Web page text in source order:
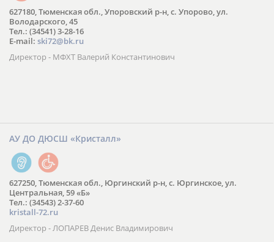
627180, Тюменская обл., Упоровский р-н, с. Упорово, ул.
Володарского, 45
Тел.: (34541) 3-28-16
E-mail: ski72@bk.ru
Директор - МФХТ Валерий Константинович
АУ ДО ДЮСШ «Кристалл»
627250, Тюменская обл., Юргинский р-н, с. Юргинское, ул.
Центральная, 59 «Б»
Тел.: (34543) 2-37-60
kristall-72.ru
Директор - ЛОПАРЕВ Денис Владимирович